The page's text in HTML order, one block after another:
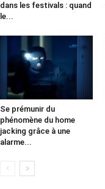
dans les festivals : quand
le...
Se prémunir du
phénomène du home
jacking grâce à une
alarme...